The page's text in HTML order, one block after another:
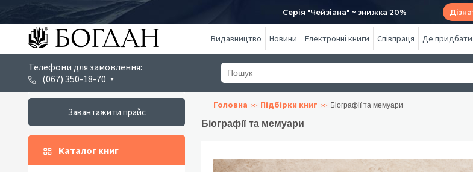
Серія "Чейзіана" ~ знижка 20%
Видавництво Новини Електронні книги Співпраця Де придбати
Телефони для замовлення:
(067) 350-18-70
Завантажити прайс
Каталог книг
Головна Підбірки книг Біографії та мемуари
Біографії та мемуари